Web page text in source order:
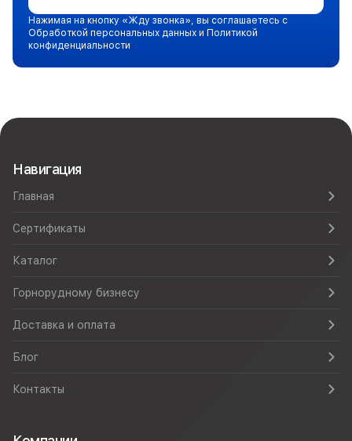
Нажимая на кнопку «Жду звонка», вы соглашаетесь с
Обработкой персональных данных и Политикой
конфиденциальности
Навигация
Главная
Сертификаты
Каталог
Горнорудному бизнесу
Доставка и оплата
Блог
Контакты